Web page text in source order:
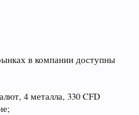
в компании доступны
4 металла, 330 CFD